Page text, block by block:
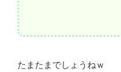
たまたまでしょうねｗ